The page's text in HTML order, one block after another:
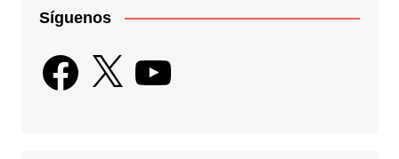
Síguenos
Facebook
X YouTube